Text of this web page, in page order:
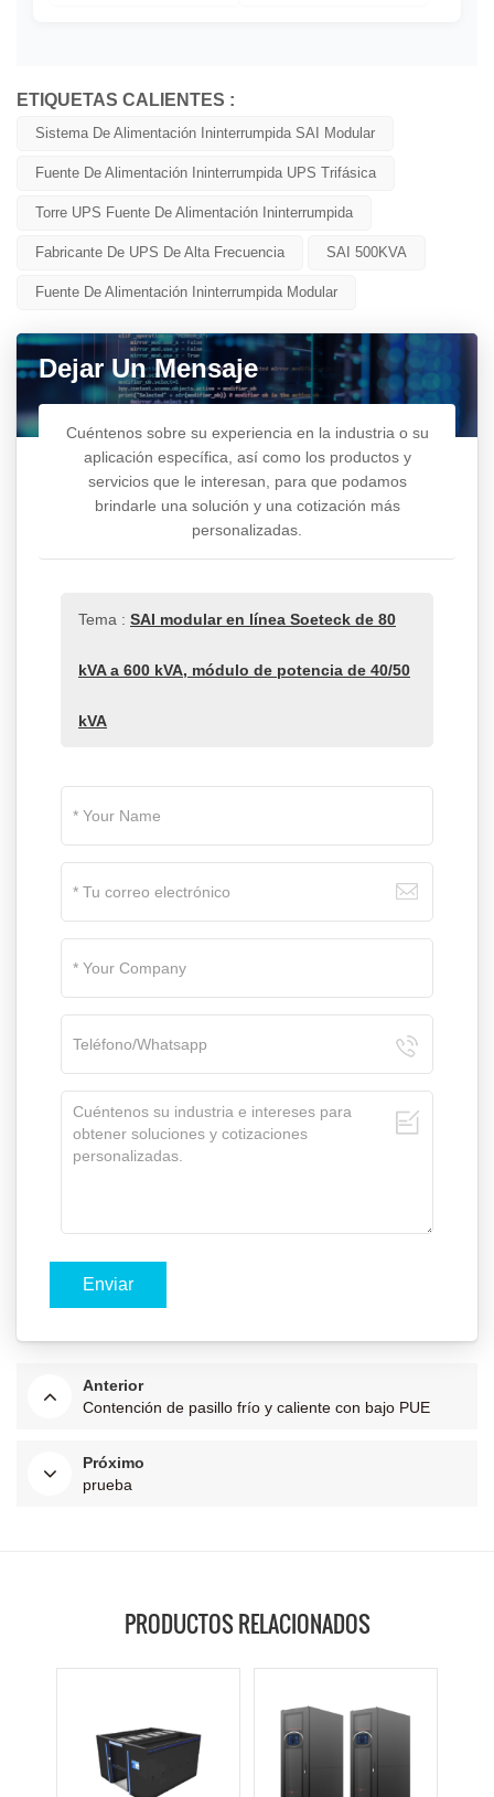
ETIQUETAS CALIENTES :
Sistema De Alimentación Ininterrumpida SAI Modular
Fuente De Alimentación Ininterrumpida UPS Trifásica
Torre UPS Fuente De Alimentación Ininterrumpida
Fabricante De UPS De Alta Frecuencia SAI 500KVA
Fuente De Alimentación Ininterrumpida Modular
Dejar Un Mensaje
Cuéntenos sobre su experiencia en la industria o su
aplicación específica, así como los productos y
servicios que le interesan, para que podamos
brindarle una solución y una cotización más
personalizadas.
Tema : SAI modular en línea Soeteck de 80
kVA a 600 kVA, módulo de potencia de 40/50
kVA
Anterior
Contención de pasillo frío y caliente con bajo PUE
Próximo
prueba
PRODUCTOS RELACIONADOS